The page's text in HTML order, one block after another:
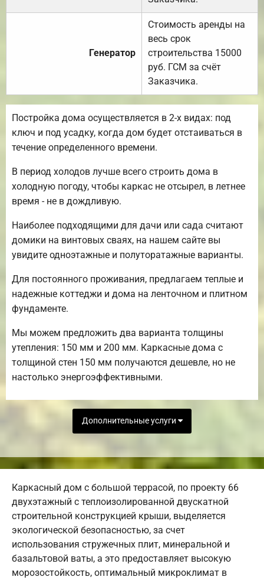
Генератор
Стоимость аренды на
весь срок
строительства 15000
руб. ГСМ за счёт
Заказчика.
Постройка дома осуществляется в 2-х видах: под
ключ и под усадку, когда дом будет отстаиваться в
течение определенного времени.
В период холодов лучше всего строить дома в
холодную погоду, чтобы каркас не отсырел, в летнее
время - не в дождливую.
Наиболее подходящими для дачи или сада считают
домики на винтовых сваях, на нашем сайте вы
увидите одноэтажные и полуторатажные варианты.
Для постоянного проживания, предлагаем теплые и
надежные коттеджи и дома на ленточном и плитном
фундаменте.
Мы можем предложить два варианта толщины
утепления: 150 мм и 200 мм. Каркасные дома с
толщиной стен 150 мм получаются дешевле, но не
настолько энергоэффективными.
Дополнительные услуги
Каркасный дом с большой террасой, по проекту 66
двухэтажный с теплоизолированной двускатной
строительной конструкцией крыши, выделяется
экологической безопасностью, за счет
использования стружечных плит, минеральной и
базальтовой ваты, а это предоставляет высокую
морозостойкость, оптимальный микроклимат в